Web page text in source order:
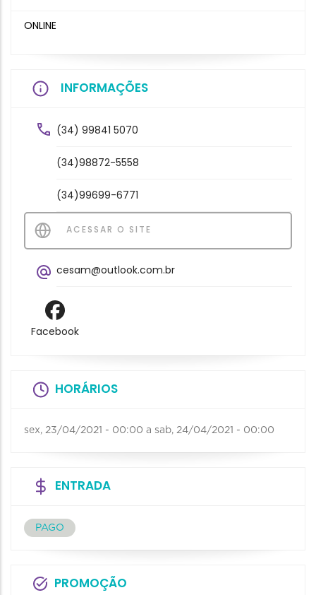
ONLINE
INFORMAÇÕES
(34) 99841 5070
(34)98872-5558
(34)99699-6771
ACESSAR O SITE
cesam@outlook.com.br
Facebook
HORÁRIOS
sex, 23/04/2021 - 00:00 a sab, 24/04/2021 - 00:00
ENTRADA
PAGO
PROMOÇÃO